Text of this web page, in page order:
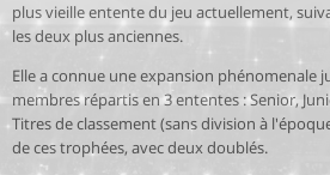
plus vieille entente du jeu actuellement,
les deux plus anciennes.
Elle a connue une expansion phénomenale
membres répartis en 3 ententes : Senior,
Titres de classement (sans division à
de ces trophées, avec deux doublés.